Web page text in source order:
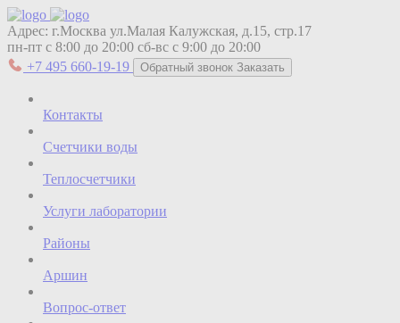
Адрес: г.Москва ул.Малая Калужская, д.15, стр.17
пн-пт с 8:00 до 20:00 сб-вс с 9:00 до 20:00
+7 495 660-19-19
Обратный звонок Заказать
Контакты
Счетчики воды
Теплосчетчики
Услуги лаборатории
Районы
Аршин
Вопрос-ответ